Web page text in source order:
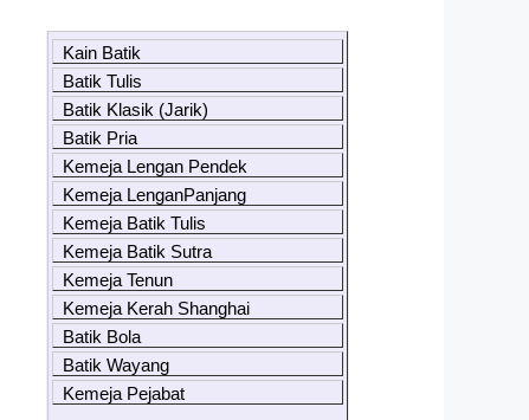
Kain Batik
Batik Tulis
Batik Klasik (Jarik)
Batik Pria
Kemeja Lengan Pendek
Kemeja LenganPanjang
Kemeja Batik Tulis
Kemeja Batik Sutra
Kemeja Tenun
Kemeja Kerah Shanghai
Batik Bola
Batik Wayang
Kemeja Pejabat